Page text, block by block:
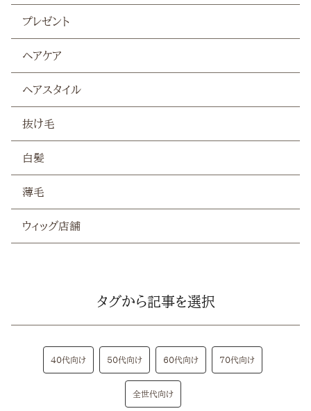
薄毛
プレゼント
ヘアケア
ヘアスタイル
抜け毛
白髪
薄毛
ウィッグ店舗
タグから記事を選択
40代向け 50代向け 60代向け 70代向け
全世代向け